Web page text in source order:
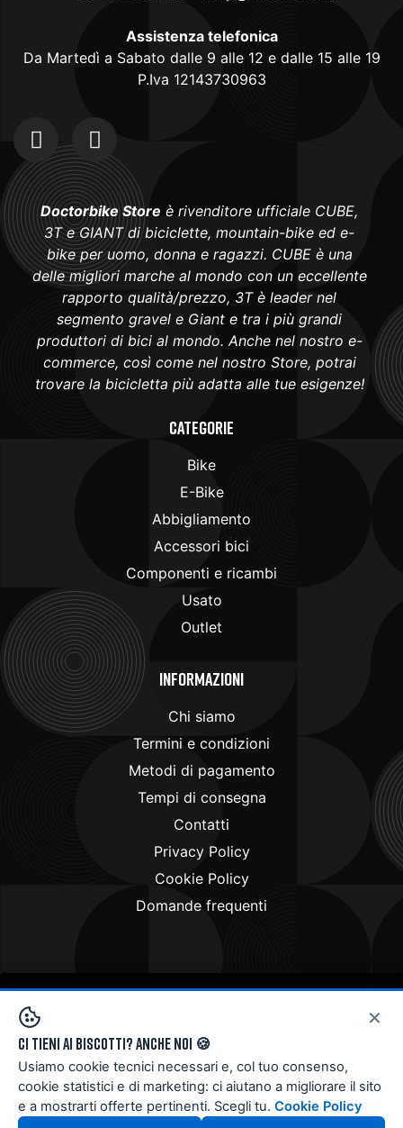
Assistenza telefonica
Da Martedì a Sabato dalle 9 alle 12 e dalle 15 alle 19
P.Iva 12143730963
Doctorbike Store è rivenditore ufficiale CUBE,
3T e GIANT di biciclette, mountain-bike ed e-
bike per uomo, donna e ragazzi. CUBE è una
delle migliori marche al mondo con un eccellente
rapporto qualità/prezzo, 3T è leader nel
segmento gravel e Giant e tra i più grandi
produttori di bici al mondo. Anche nel nostro e-
commerce, così come nel nostro Store, potrai
trovare la bicicletta più adatta alle tue esigenze!
Categorie
Bike
E-Bike
Abbigliamento
Accessori bici
Componenti e ricambi
Usato
Outlet
Informazioni
Chi siamo
Termini e condizioni
Metodi di pagamento
Tempi di consegna
Contatti
Privacy Policy
Cookie Policy
Domande frequenti
Copyright © 2024 . All rights reserved
×
Ci tieni ai biscotti? Anche noi 🍪
Usiamo cookie tecnici necessari e, col tuo consenso,
cookie statistici e di marketing: ci aiutano a migliorare il sito
e a mostrarti offerte pertinenti. Scegli tu. Cookie Policy